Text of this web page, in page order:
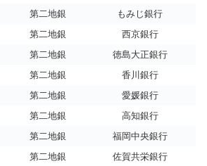
第二地銀
もみじ銀行
第二地銀
西京銀行
第二地銀
徳島大正銀行
第二地銀
香川銀行
第二地銀
愛媛銀行
第二地銀
高知銀行
第二地銀
福岡中央銀行
第二地銀
佐賀共栄銀行